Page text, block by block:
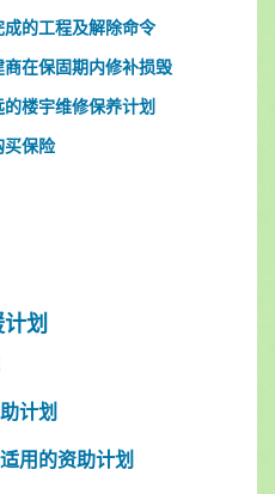
的工程及解除命令
在保固期内修补损毁
楼宇维修保养计划
保险
划
计划
用的资助计划